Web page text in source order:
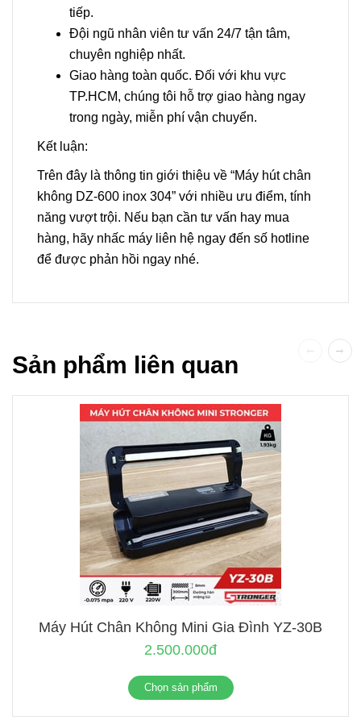
tiếp.
Đội ngũ nhân viên tư vấn 24/7 tận tâm,
chuyên nghiệp nhất.
Giao hàng toàn quốc. Đối với khu vực
TP.HCM, chúng tôi hỗ trợ giao hàng ngay
trong ngày, miễn phí vận chuyển.
Kết luận:
Trên đây là thông tin giới thiệu về “Máy hút chân
không DZ-600 inox 304” với nhiều ưu điểm, tính
năng vượt trội. Nếu bạn cần tư vấn hay mua
hàng, hãy nhấc máy liên hệ ngay đến số hotline
để được phản hồi ngay nhé.
Sản phẩm liên quan
Máy Hút Chân Không Mini Gia Đình YZ-30B
2.500.000đ
Chọn sản phẩm